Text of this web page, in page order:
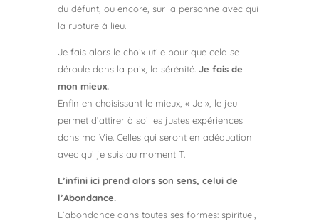
du défunt, ou encore, sur la personne avec qui
la rupture à lieu.
Je fais alors le choix utile pour que cela se
déroule dans la paix, la sérénité. Je fais de
mon mieux.
Enfin en choisissant le mieux, « Je », le jeu
permet d’attirer à soi les justes expériences
dans ma Vie. Celles qui seront en adéquation
avec qui je suis au moment T.
L’infini ici prend alors son sens, celui de
l’Abondance.
L’abondance dans toutes ses formes: spirituel,